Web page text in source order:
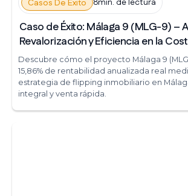
Casos De Éxito 8min. de lectura
Caso de Éxito: Málaga 9 (MLG-9) –
Revalorización y Eficiencia en la
Descubre cómo el proyecto Málaga 9
15,86% de rentabilidad anualizada real
estrategia de flipping inmobiliario en
integral y venta rápida.